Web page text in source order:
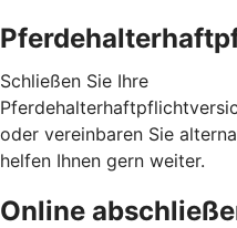
Schließen Sie Ihre
oder vereinbaren Sie
helfen Ihnen gern weiter.
Online